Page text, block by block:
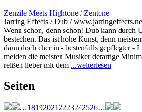
Zenzile Meets Hightone / Zentone
Jarring Effects / Dub /
Wenn schon, denn schon! Dub kann durch
bestechen. Das ist hohe Kunst, denn
dann doch eher in - bestenfalls gepflegter -
meiden die meisten Musiker derartige
reißen lieber mit dem ...weiterlesen
Seiten
…18192021 2223242526…